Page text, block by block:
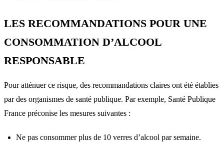
LES RECOMMANDATIONS POUR UNE
CONSOMMATION D’ALCOOL
RESPONSABLE
Pour atténuer ce risque, des recommandations claires ont été établies
par des organismes de santé publique. Par exemple, Santé Publique
France préconise les mesures suivantes :
Ne pas consommer plus de 10 verres d’alcool par semaine.